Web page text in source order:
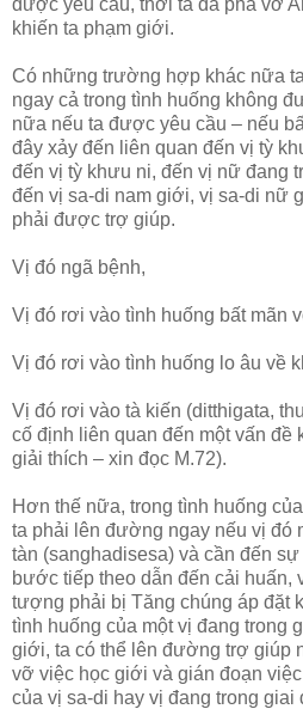
khiến ta phạm giới.
Có những trường hợp khác nữa
ngay cả trong tình huống không
nữa nếu ta được yêu cầu – nếu
đây xảy đến liên quan đến vị tỳ
đến vị tỳ khưu ni, đến vị nữ đang
đến vị sa-di nam giới, vị sa-di nữ
phải được trợ giúp.
Vị đó ngã bệnh,
Vị đó rơi vào tình huống bất mãn
Vị đó rơi vào tình huống lo âu về
Vị đó rơi vào tà kiến (ditthigata,
cố định liên quan đến một vấn
giải thích – xin đọc M.72).
Hơn thế nữa, trong tình huống
ta phải lên đường ngay nếu vị đó
tàn (sanghadisesa) và cần đến
bước tiếp theo dẫn đến cải huấn,
tượng phải bị Tăng chúng áp đặt
tình huống của một vị đang trong
giới, ta có thể lên đường trợ giúp
vỡ việc học giới và gián đoạn
của vị sa-di hay vị đang trong